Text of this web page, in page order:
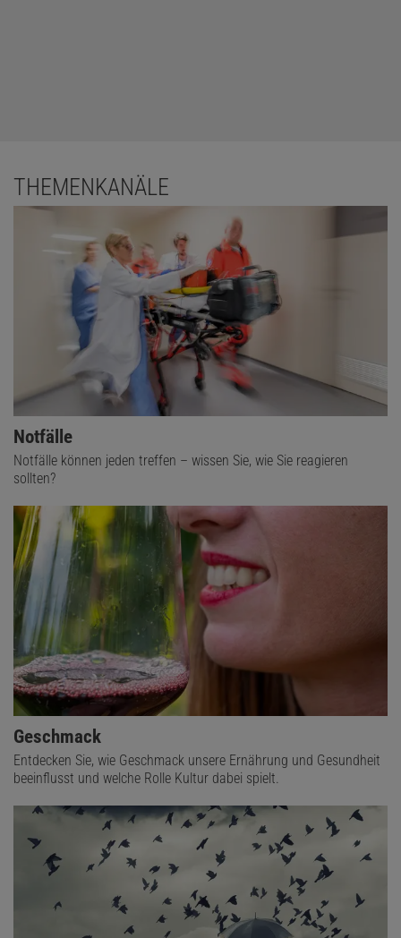
THEMENKANÄLE
Notfälle
Notfälle können jeden treffen – wissen Sie, wie Sie reagieren
sollten?
Geschmack
Entdecken Sie, wie Geschmack unsere Ernährung und Gesundheit
beeinflusst und welche Rolle Kultur dabei spielt.